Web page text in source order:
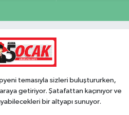
temasıyla sizleri buluştururken,
getiriyor. Şatafattan kaçınıyor ve
bir altyapı sunuyor.